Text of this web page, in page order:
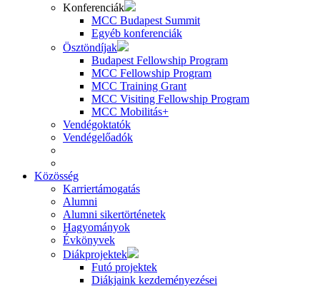
Konferenciák
MCC Budapest Summit
Egyéb konferenciák
Ösztöndíjak
Budapest Fellowship Program
MCC Fellowship Program
MCC Training Grant
MCC Visiting Fellowship Program
MCC Mobilitás+
Vendégoktatók
Vendégelőadók
Közösség
Karriertámogatás
Alumni
Alumni sikertörténetek
Hagyományok
Évkönyvek
Diákprojektek
Futó projektek
Diákjaink kezdeményezései